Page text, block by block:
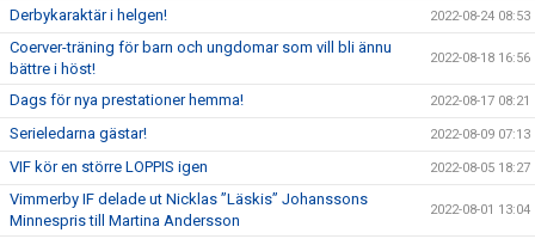
Derbykaraktär i helgen! 2022-08-24 08:53
Coerver-träning för barn och ungdomar som vill bli ännu
bättre i höst!
2022-08-18 16:56
Dags för nya prestationer hemma! 2022-08-17 08:21
Serieledarna gästar! 2022-08-09 07:13
VIF kör en större LOPPIS igen 2022-08-05 18:27
Vimmerby IF delade ut Nicklas ”Läskis” Johanssons
Minnespris till Martina Andersson
2022-08-01 13:04